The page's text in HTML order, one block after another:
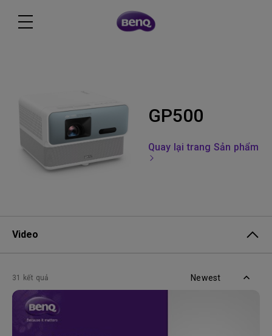
GP500
Quay lại trang Sản phẩm
Video
31 kết quả Newest